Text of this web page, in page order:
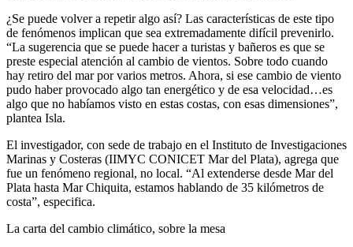
¿Se puede volver a repetir algo así? Las características de este tipo
de fenómenos implican que sea extremadamente difícil prevenirlo.
“La sugerencia que se puede hacer a turistas y bañeros es que se
preste especial atención al cambio de vientos. Sobre todo cuando
hay retiro del mar por varios metros. Ahora, si ese cambio de viento
pudo haber provocado algo tan energético y de esa velocidad…es
algo que no habíamos visto en estas costas, con esas dimensiones”,
plantea Isla.
El investigador, con sede de trabajo en el Instituto de Investigaciones
Marinas y Costeras (IIMYC CONICET Mar del Plata), agrega que
fue un fenómeno regional, no local. “Al extenderse desde Mar del
Plata hasta Mar Chiquita, estamos hablando de 35 kilómetros de
costa”, especifica.
La carta del cambio climático, sobre la mesa